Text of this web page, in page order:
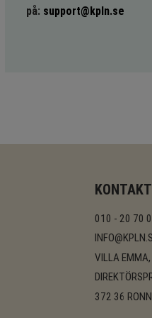
på: support@kpln.se
KONTAKT
010 - 20 70
VILLA EMMA,
372 36